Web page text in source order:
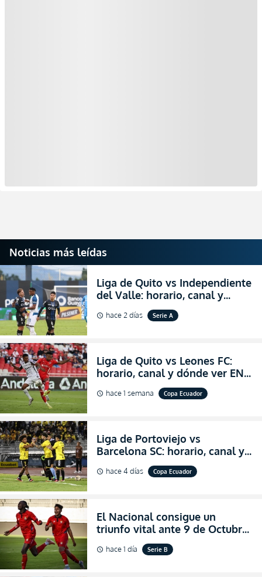
Noticias más leídas
Liga de Quito vs Independiente
del Valle: horario, canal y
dónde ver EN VIVO el
partidazo por la fecha 24 de la
schedule hace 2 días Serie A
Liga de Quito vs Leones FC:
horario, canal y dónde ver EN
VIVO los octavos de final de la
Copa Ecuador 2026
schedule hace 1 semana Copa Ecuador
Liga de Portoviejo vs
Barcelona SC: horario, canal y
dónde ver EN VIVO los octavos
de final de la Copa Ecuador
schedule hace 4 días Copa Ecuador
El Nacional consigue un
triunfo vital ante 9 de Octubre
para encender la fe en la
salvación
schedule hace 1 día Serie B